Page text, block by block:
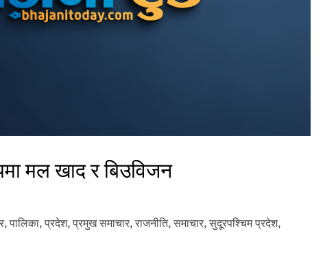
मल खाद र बिउविजन
, पालिका, प्रदेश, प्रमुख समाचार, राजनीति, समाचार, सुदूरपश्‍चिम प्रदेश,